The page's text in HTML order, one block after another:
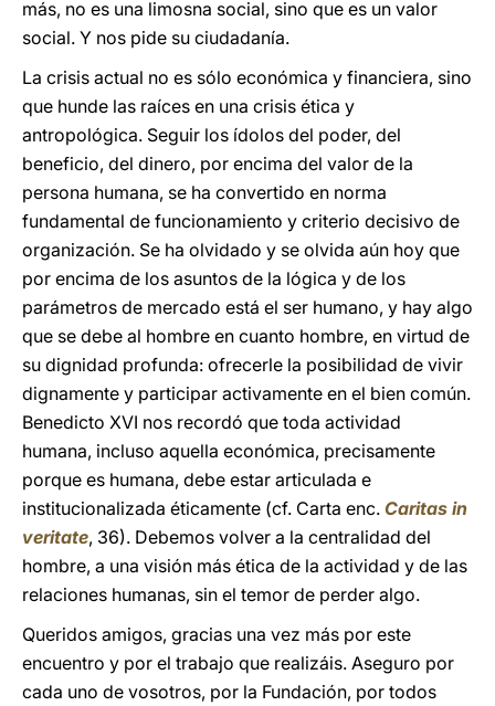
más, no es una limosna social, sino que es un valor
social. Y nos pide su ciudadanía.
La crisis actual no es sólo económica y financiera, sino
que hunde las raíces en una crisis ética y
antropológica. Seguir los ídolos del poder, del
beneficio, del dinero, por encima del valor de la
persona humana, se ha convertido en norma
fundamental de funcionamiento y criterio decisivo de
organización. Se ha olvidado y se olvida aún hoy que
por encima de los asuntos de la lógica y de los
parámetros de mercado está el ser humano, y hay algo
que se debe al hombre en cuanto hombre, en virtud de
su dignidad profunda: ofrecerle la posibilidad de vivir
dignamente y participar activamente en el bien común.
Benedicto XVI nos recordó que toda actividad
humana, incluso aquella económica, precisamente
porque es humana, debe estar articulada e
institucionalizada éticamente (cf. Carta enc. Caritas in
veritate, 36). Debemos volver a la centralidad del
hombre, a una visión más ética de la actividad y de las
relaciones humanas, sin el temor de perder algo.
Queridos amigos, gracias una vez más por este
encuentro y por el trabajo que realizáis. Aseguro por
cada uno de vosotros, por la Fundación, por todos